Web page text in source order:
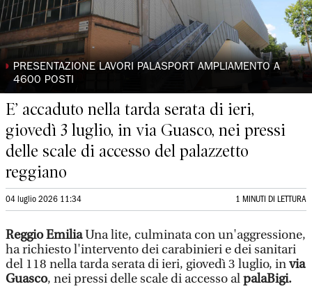
◗ PRESENTAZIONE LAVORI PALASPORT AMPLIAMENTO A
4600 POSTI
E’ accaduto nella tarda serata di ieri,
giovedì 3 luglio, in via Guasco, nei pressi
delle scale di accesso del palazzetto
reggiano
04 luglio 2026 11:34 1 MINUTI DI LETTURA
Reggio EmiliaUna lite, culminata con un'aggressione,
ha richiesto l'intervento dei carabinieri e dei sanitari
del 118 nella tarda serata di ieri, giovedì 3 luglio, invia
Guasco, nei pressi delle scale di accesso alpalaBigi.